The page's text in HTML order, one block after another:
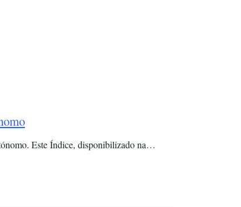
Este Índice, disponibilizado na…